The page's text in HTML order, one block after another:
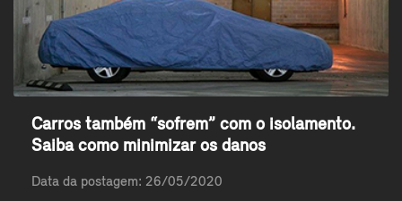
Carros também “sofrem” com o isolamento.
Saiba como minimizar os danos
Data da postagem: 26/05/2020